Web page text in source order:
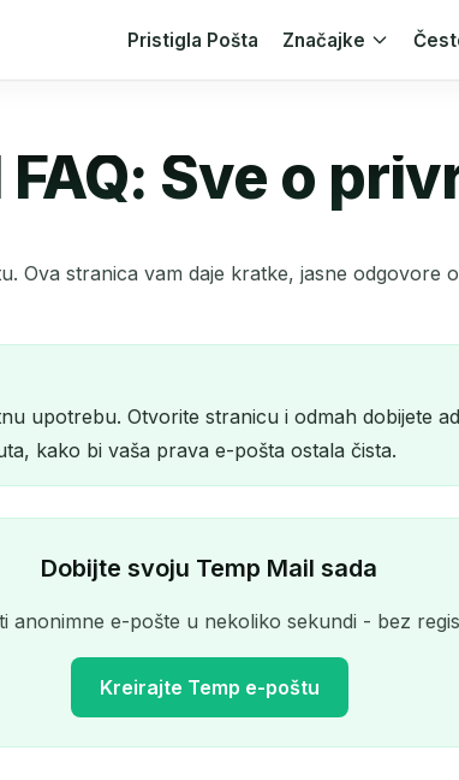
Pristigla Pošta Značajke
Sve o
Ova stranica vam daje kratke, jasne odgovore
upotrebu. Otvorite stranicu i odmah dobijete
kako bi vaša prava e-pošta ostala čista.
Dobijte svoju Temp Mail sada
anonimne e-pošte u nekoliko sekundi - bez
Kreirajte Temp e-poštu